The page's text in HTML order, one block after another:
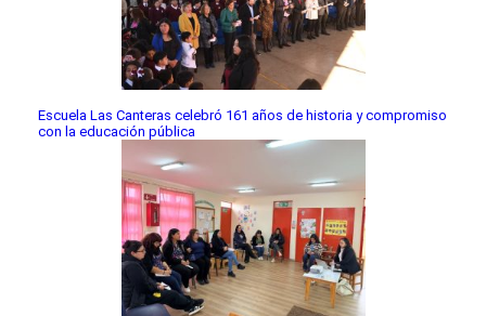
Escuela Las Canteras celebró 161 años de historia y compromiso
con la educación pública